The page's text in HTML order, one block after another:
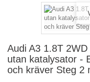
Audi A3 1.8T
utan katalysator -
och kräver Steg 2